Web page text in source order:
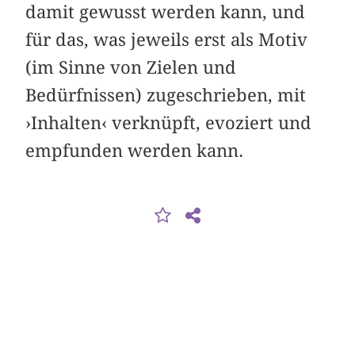
damit gewusst werden kann, und
für das, was jeweils erst als Motiv
(im Sinne von Zielen und
Bedürfnissen) zugeschrieben, mit
›Inhalten‹ verknüpft, evoziert und
empfunden werden kann.